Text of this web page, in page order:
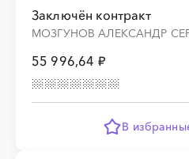
Заключён контракт
МОЗГУНОВ АЛЕКСАНДР
55 996,64 ₽
В